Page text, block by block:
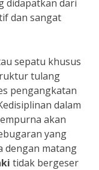
didapatkan dari
dan sangat
sepatu khusus
tulang
pengangkatan
dalam
akan
yang
dengan matang
tidak bergeser